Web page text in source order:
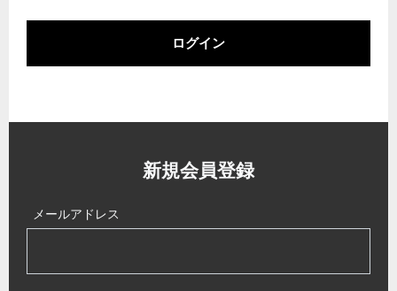
ログイン
新規会員登録
メールアドレス